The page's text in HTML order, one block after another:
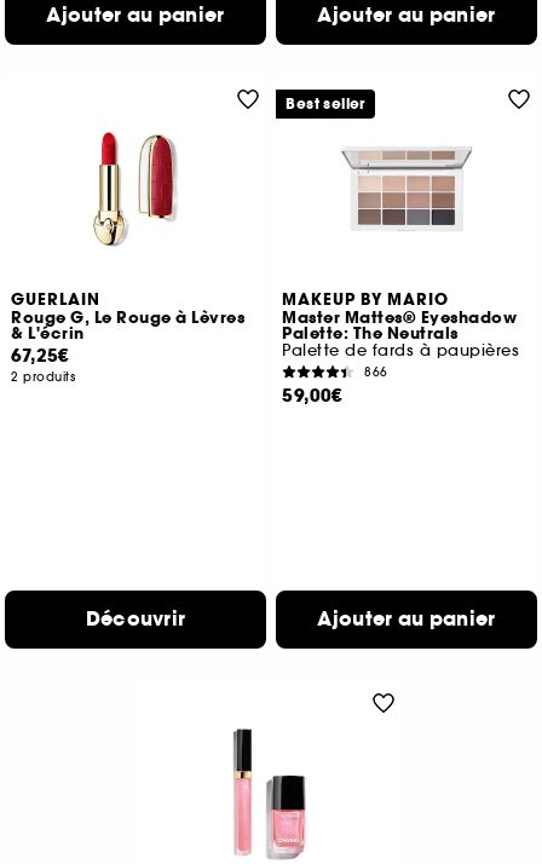
Ajouter au panier Ajouter au panier
GUERLAIN
Rouge G, Le Rouge à Lèvres
& L'écrin
67,25€
2 produits
Découvrir
MAKEUP BY MARIO
Master Mattes® Eyeshadow
Palette: The Neutrals
Palette de fards à paupières
866
59,00€
Ajouter au panier
Best seller